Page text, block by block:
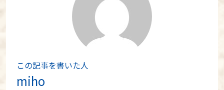
この記事を書いた人
miho